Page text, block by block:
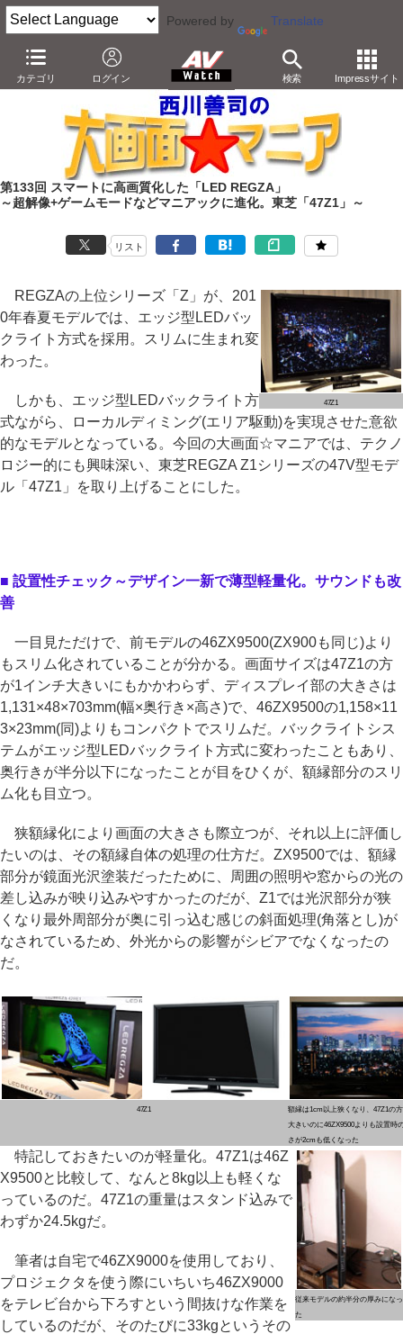
Powered by Translate
カテゴリ ログイン 検索 Impressサイト
AV Watch 製品 テレビ 東芝
第133回 スマートに高画質化した「LED REGZA」
～超解像+ゲームモードなどマニアックに進化。東芝「47Z1」～
リスト
47Z1
REGZAの上位シリーズ「Z」が、201
0年春夏モデルでは、エッジ型LEDバッ
クライト方式を採用。スリムに生まれ変
わった。
しかも、エッジ型LEDバックライト方
式ながら、ローカルディミング(エリア駆動)を実現させた意欲
的なモデルとなっている。今回の大画面☆マニアでは、テクノ
ロジー的にも興味深い、東芝REGZA Z1シリーズの47V型モデ
ル「47Z1」を取り上げることにした。
■ 設置性チェック～デザイン一新で薄型軽量化。サウンドも改
善
一目見ただけで、前モデルの46ZX9500(ZX900も同じ)より
もスリム化されていることが分かる。画面サイズは47Z1の方
が1インチ大きいにもかかわらず、ディスプレイ部の大きさは
1,131×48×703mm(幅×奥行き×高さ)で、46ZX9500の1,158×11
3×23mm(同)よりもコンパクトでスリムだ。バックライトシス
テムがエッジ型LEDバックライト方式に変わったこともあり、
奥行きが半分以下になったことが目をひくが、額縁部分のスリ
ム化も目立つ。
狭額縁化により画面の大きさも際立つが、それ以上に評価し
たいのは、その額縁自体の処理の仕方だ。ZX9500では、額縁
部分が鏡面光沢塗装だったために、周囲の照明や窓からの光の
差し込みが映り込みやすかったのだが、Z1では光沢部分が狭
くなり最外周部分が奥に引っ込む感じの斜面処理(角落とし)が
なされているため、外光からの影響がシビアでなくなったの
だ。
47Z1
額縁は1cm以上狭くなり、47Z1の
大きいのに46ZX9500よりも設置時
さが2cmも低くなった
従来モデルの約半分の厚みになっ
た
特記しておきたいのが軽量化。47Z1は46Z
X9500と比較して、なんと8kg以上も軽くな
っているのだ。47Z1の重量はスタンド込みで
わずか24.5kgだ。
筆者は自宅で46ZX9000を使用しており、
プロジェクタを使う際にいちいち46ZX9000
をテレビ台から下ろすという間抜けな作業を
しているのだが、そのたびに33kgというその